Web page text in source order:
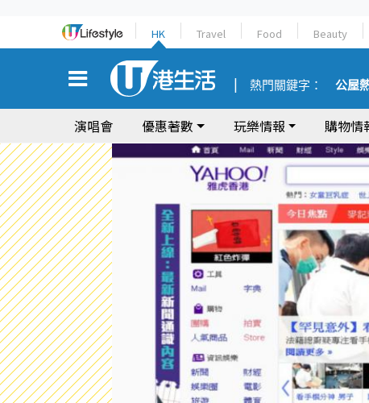
HK Travel Food Beauty
熱門關鍵字： 公屋
演唱會 優惠著數 玩樂情報 購物情